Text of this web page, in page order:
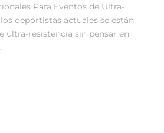
Para Eventos de Ultra-
deportistas actuales se están
ultra-resistencia sin pensar en